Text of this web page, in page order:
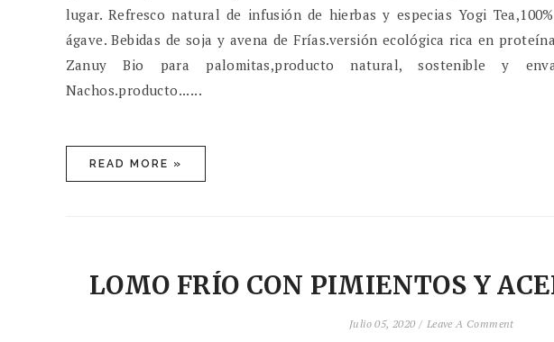
lugar. Refresco natural de infusión de hierbas y especias Yogi
ágave. Bebidas de soja y avena de Frías.versión ecológica rica en
Zanuy Bio para palomitas,producto natural, sostenible y
Nachos.producto......
READ MORE »
LOMO FRÍO CON PIMIENTOS Y
Julio 05, 2020 / Leave A Comment